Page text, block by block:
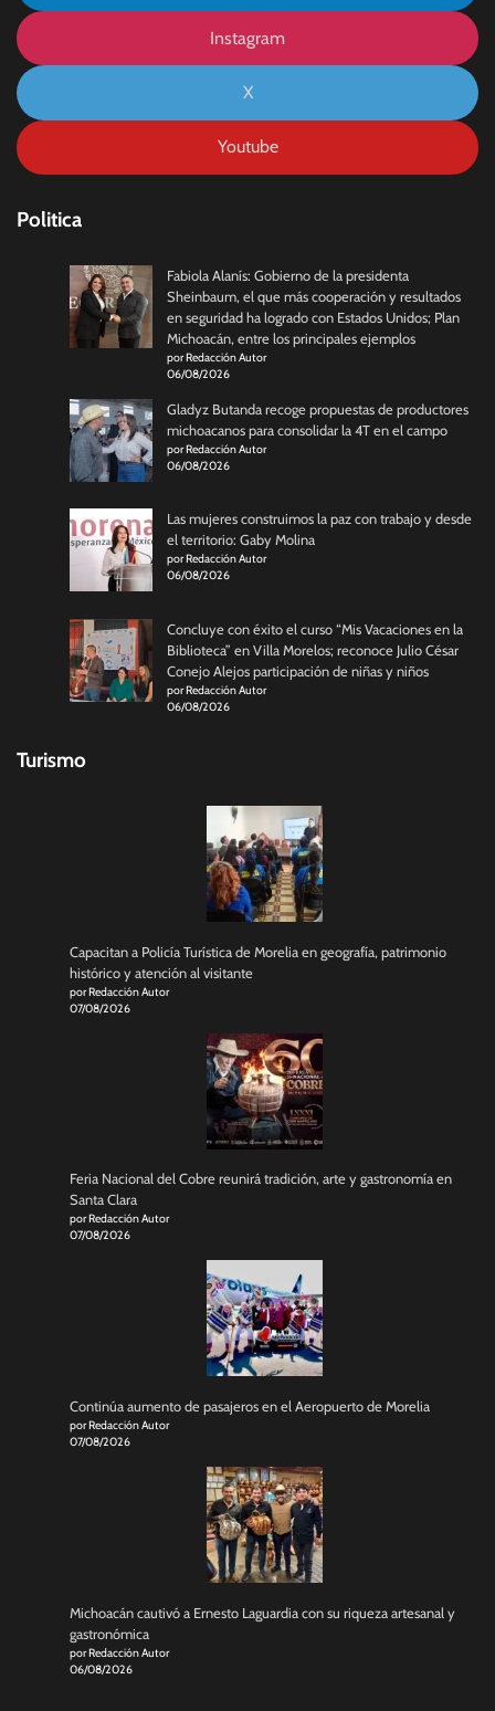
Instagram
X
Youtube
Politica
Fabiola Alanís: Gobierno de la presidenta
Sheinbaum, el que más cooperación y resultados
en seguridad ha logrado con Estados Unidos; Plan
Michoacán, entre los principales ejemplos
por Redacción Autor
06/08/2026
Gladyz Butanda recoge propuestas de productores
michoacanos para consolidar la 4T en el campo
por Redacción Autor
06/08/2026
Las mujeres construimos la paz con trabajo y desde
el territorio: Gaby Molina
por Redacción Autor
06/08/2026
Concluye con éxito el curso “Mis Vacaciones en la
Biblioteca” en Villa Morelos; reconoce Julio César
Conejo Alejos participación de niñas y niños
por Redacción Autor
06/08/2026
Turismo
Capacitan a Policía Turística de Morelia en geografía, patrimonio
histórico y atención al visitante
por Redacción Autor
07/08/2026
Feria Nacional del Cobre reunirá tradición, arte y gastronomía en
Santa Clara
por Redacción Autor
07/08/2026
Continúa aumento de pasajeros en el Aeropuerto de Morelia
por Redacción Autor
07/08/2026
Michoacán cautivó a Ernesto Laguardia con su riqueza artesanal y
gastronómica
por Redacción Autor
06/08/2026